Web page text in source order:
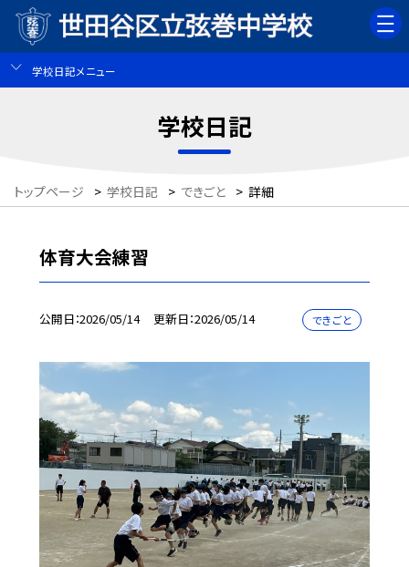
学校日記メニュー
学校日記
トップページ > 学校日記 > できごと > 詳細
体育大会練習
公開日 2026/05/14 更新日 2026/05/14 できごと